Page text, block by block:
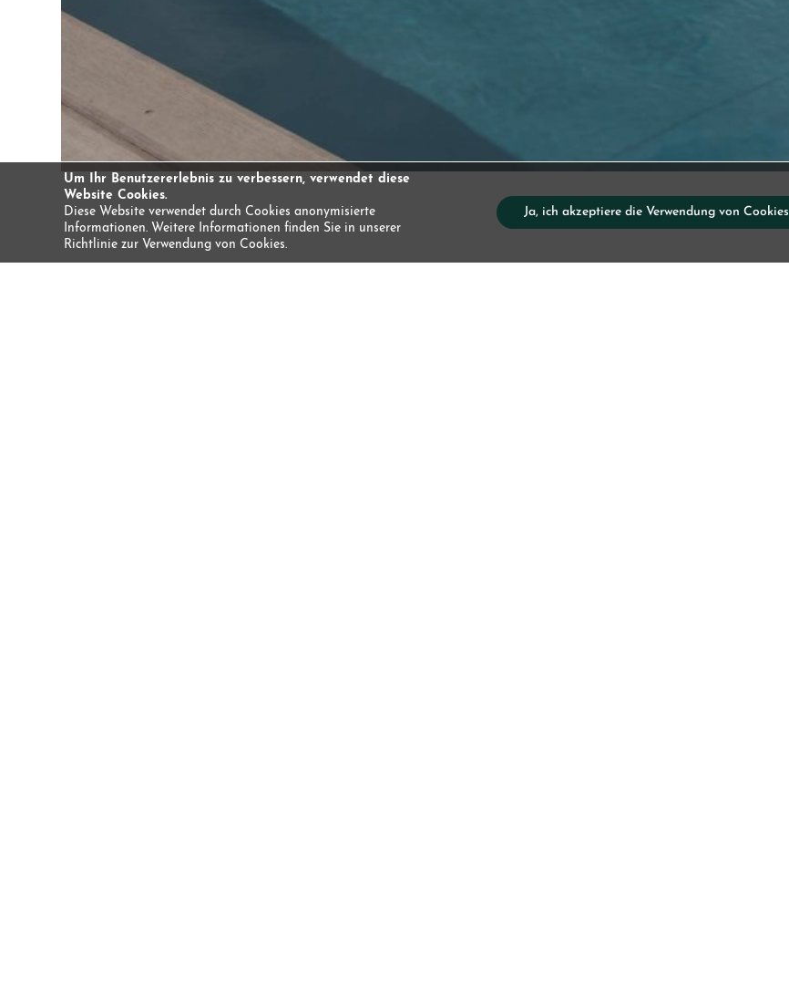
Um Ihr Benutzererlebnis zu verbessern, verwendet diese
Website Cookies.
Diese Website verwendet durch Cookies anonymisierte
Informationen. Weitere Informationen finden Sie in unserer
Richtlinie zur Verwendung von Cookies.
Ja, ich akzeptiere die Verwendung von Cookies